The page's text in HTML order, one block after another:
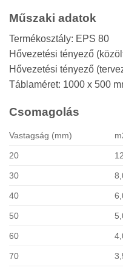
Műszaki adatok
Termékosztály: EPS 80
Hővezetési tényező
Hővezetési tényező
Táblaméret: 1000 x 500
Csomagolás
Vastagság (mm)
20
30
40
50
60
70